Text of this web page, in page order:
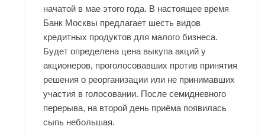
начатой в мае этого года. В настоящее время
Банк Москвы предлагает шесть видов
кредитных продуктов для малого бизнеса.
Будет определена цена выкупа акций у
акционеров, проголосовавших против принятия
решения о реорганизации или не принимавших
участия в голосовании. После семидневного
перерыва, на второй день приёма появилась
сыпь небольшая.